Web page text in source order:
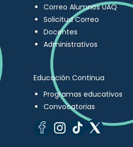
Correo Alumnos UAQ
Solicitud Correo
Docentes
Administrativos
Educación Continua
Programas educativos
Convocatorias